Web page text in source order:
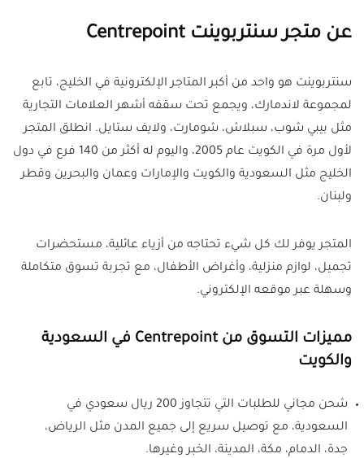
عن متجر سنتربوينت Centrepoint
سنتربوينت هو واحد من أكبر المتاجر الإلكترونية في الخليج، تابع
لمجموعة لاندمارك، ويجمع تحت سقفه أشهر العلامات التجارية
مثل بيبي شوب، سبلاش، شومارت، ولايف ستايل. انطلق المتجر
لأول مرة في الكويت عام 2005، واليوم له أكثر من 140 فرع في دول
الخليج مثل السعودية والكويت والإمارات وعمان والبحرين وقطر
ولبنان.
المتجر يوفر لك كل شيء تحتاجه من أزياء عائلية، مستحضرات
تجميل، لوازم منزلية، وأغراض الأطفال، مع تجربة تسوق متكاملة
وسهلة عبر موقعه الإلكتروني.
مميزات التسوق من Centrepoint في السعودية
والكويت
شحن مجاني للطلبات التي تتجاوز 200 ريال سعودي في
السعودية، مع توصيل سريع إلى جميع المدن مثل الرياض،
جدة، الدمام، مكة، المدينة، الخبر وغيرها.